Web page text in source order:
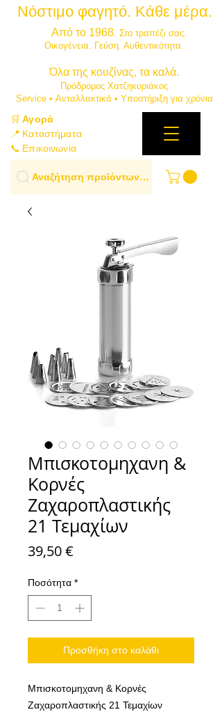
Νόστιμο φαγητό. Κάθε μέρα.
Από το 1968. Στο τραπέζι σας.
​Οικογένεια. Γεύση. Αυθεντικότητα.
​Όλα της κουζίνας, τα καλά.
Πρόδρομος Χατζηκυριάκος
​Service • Ανταλλακτικά • Υποστήριξη για χρόνια
🛒Αγορά
📍 Καταστήματα
📞 Επικοινωνία
Αναζήτηση προϊόντων…
Μπισκοτομηχανη &
Κορνές
Ζαχαροπλαστικής
21 Τεμαχίων
39,50 €
Ποσότητα *
Προσθήκη στο καλάθι
Μπισκοτομηχανη & Κορνές
Ζαχαροπλαστικής 21 Τεμαχίων